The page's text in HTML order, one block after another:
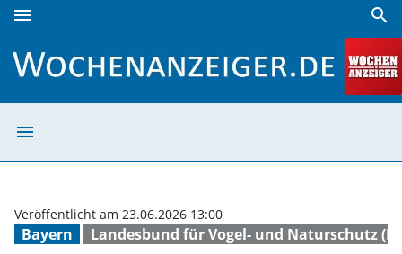
menu search
menu
Bayern Landesbund für Vogel- und Naturschutz
Veröffentlicht am 23.06.2026 13:00